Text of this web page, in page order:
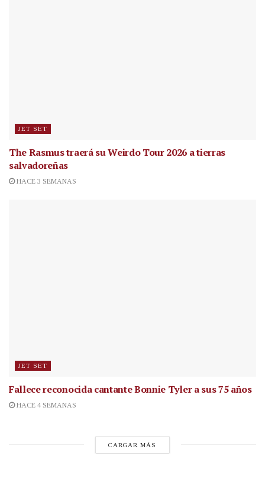
JET SET
The Rasmus traerá su Weirdo Tour 2026 a tierras
salvadoreñas
HACE 3 SEMANAS
JET SET
Fallece reconocida cantanteBonnie Tyler a sus 75 años
HACE 4 SEMANAS
CARGAR MÁS